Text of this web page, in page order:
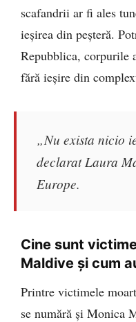
scafandrii ar fi ales
ieșirea din peșteră.
Repubblica, corpurile
fără ieșire din
„Nu exista nicio
declarat Laura
Europe.
Cine sunt
Maldive și cum
Printre victimele
se numără și Monica